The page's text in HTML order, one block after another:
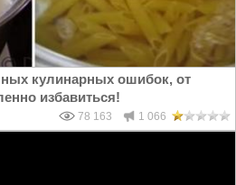
кулинарных ошибок, от
избавиться!
78 163 1 066